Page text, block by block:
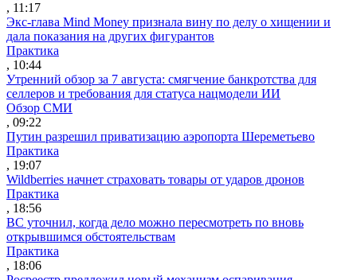
, 11:17
Экс-глава Mind Money признала вину по делу о хищении и
дала показания на других фигурантов
Практика
, 10:44
Утренний обзор за 7 августа: смягчение банкротства для
селлеров и требования для статуса нацмодели ИИ
Обзор СМИ
, 09:22
Путин разрешил приватизацию аэропорта Шереметьево
Практика
, 19:07
Wildberries начнет страховать товары от ударов дронов
Практика
, 18:56
ВС уточнил, когда дело можно пересмотреть по вновь
открывшимся обстоятельствам
Практика
, 18:06